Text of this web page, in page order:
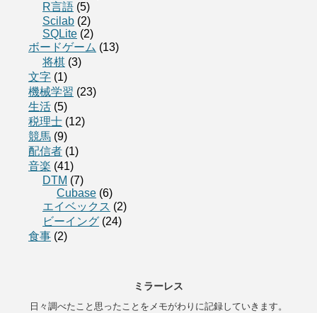
R言語 (5)
Scilab (2)
SQLite (2)
ボードゲーム (13)
将棋 (3)
文字 (1)
機械学習 (23)
生活 (5)
税理士 (12)
競馬 (9)
配信者 (1)
音楽 (41)
DTM (7)
Cubase (6)
エイベックス (2)
ビーイング (24)
食事 (2)
ミラーレス
日々調べたこと思ったことをメモがわりに記録していきます。